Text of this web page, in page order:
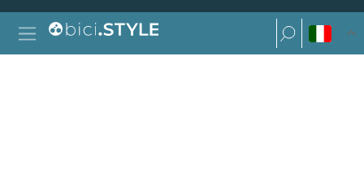
Vai al contenuto
Navigazione principale
Ricerca per:
Ricerca per: